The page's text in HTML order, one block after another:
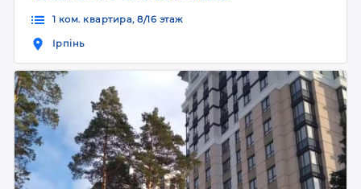
1 ком. квартира, 8/16 этаж
Ірпінь